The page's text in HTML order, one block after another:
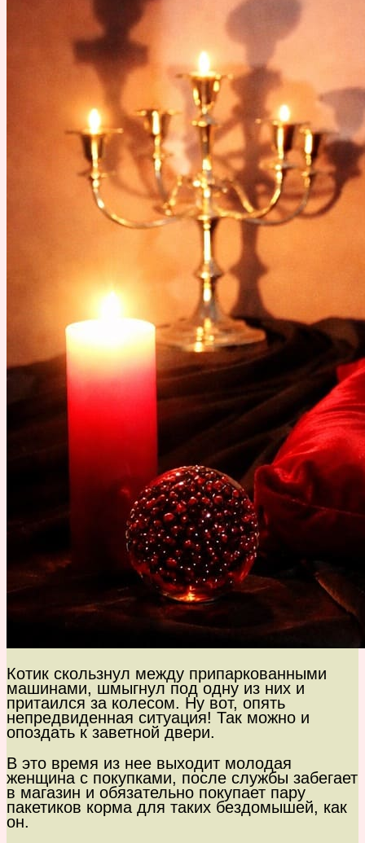
Котик скользнул между припаркованными
машинами, шмыгнул под одну из них и
притаился за колесом. Ну вот, опять
непредвиденная ситуация! Так можно и
опоздать к заветной двери.
В это время из нее выходит молодая
женщина с покупками, после службы забегает
в магазин и обязательно покупает пару
пакетиков корма для таких бездомышей, как
он.